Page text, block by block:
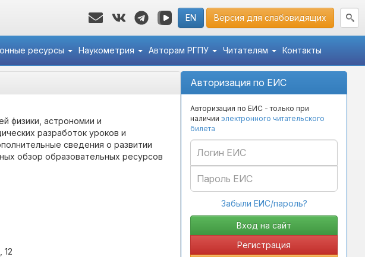
EN Версия для слабовидящих
ресурсы Наукометрия Авторам РГПУ Читателям Контакты
Авторизация по ЕИС
Авторизация по ЕИС - только при
наличии электронного читательского
билета
Забыли ЕИС/пароль?
Регистрация
физики, астрономии и
разработок уроков и
сведения о развитии
обзор образовательных ресурсов
12